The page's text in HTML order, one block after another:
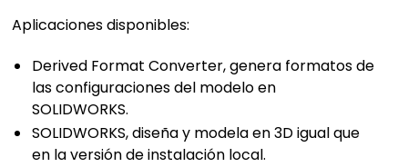
Aplicaciones disponibles:
Derived Format Converter, genera formatos de
las configuraciones del modelo en
SOLIDWORKS.
SOLIDWORKS, diseña y modela en 3D igual que
en la versión de instalación local.